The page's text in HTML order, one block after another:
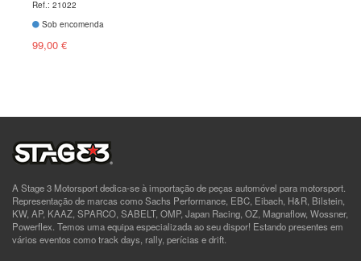
Ref.: 21022
Sob encomenda
99,00 €
A Stage 3 Motorsport dedica-se à importação de peças automóvel para motorsport.
Representação de marcas como Sachs Performance, EBC, Eibach, H&R, Bilstein,
KW, AP, KAAZ, SPARCO, SABELT, OMP, Japan Racing, OZ, Magnaflow, Wossner,
Powerflex. Temos uma equipa especializada ao seu dispor! Estando presentes em
vários eventos como track days, rally, perícias e drift.